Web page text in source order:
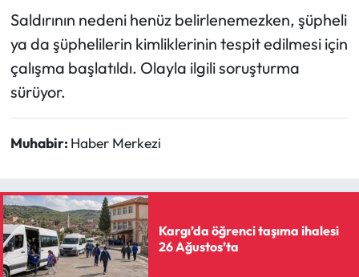
Saldırının nedeni henüz belirlenemezken, şüpheli
ya da şüphelilerin kimliklerinin tespit edilmesi için
çalışma başlatıldı. Olayla ilgili soruşturma
sürüyor.
Muhabir: Haber Merkezi
Kargı’da öğrenci taşıma ihalesi
26 Ağustos’ta
Yayla Haber
Yemek Tarifleri